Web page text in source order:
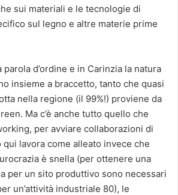
sui materiali e le tecnologie di
sul legno e altre materie prime
d’ordine e in Carinzia la natura
insieme a braccetto, tanto che quasi
nella regione (il 99%!) proviene da
Ma c’è anche tutto quello che
per avviare collaborazioni di
lavora come alleato invece che
è snella (per ottenere una
per un sito produttivo sono necessari
un’attività industriale 80), le